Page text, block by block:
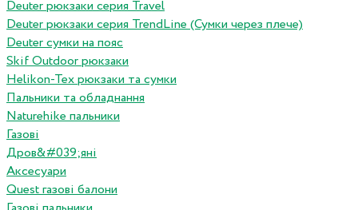
Deuter рюкзаки серия Travel
Deuter рюкзаки серия TrendLine (Сумки через плече)
Deuter сумки на пояс
Skif Outdoor рюкзаки
Helikon-Tex рюкзаки та сумки
Пальники та обладнання
Naturehike пальники
Газові
Дров&#039;яні
Аксесуари
Quest газові балони